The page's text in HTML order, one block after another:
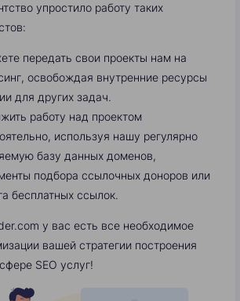
упростило работу таких
передать свои проекты нам на
освобождая внутренние ресурсы
для других задач.
работу над проектом
используя нашу регулярно
базу данных доменов,
подбора ссылочных доноров или
бесплатных ссылок.
у вас есть все необходимое
вашей стратегии построения
SEO услуг!